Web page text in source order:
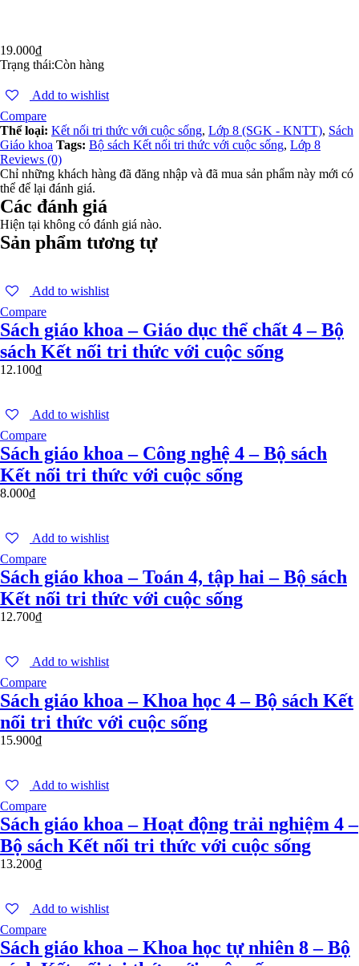
19.000₫
Trạng thái:Còn hàng
Add to wishlist
Compare
Thể loại: Kết nối tri thức với cuộc sống, Lớp 8 (SGK - KNTT), Sách
Giáo khoa Tags: Bộ sách Kết nối tri thức với cuộc sống, Lớp 8
Reviews (0)
Chỉ những khách hàng đã đăng nhập và đã mua sản phẩm này mới có
thể để lại đánh giá.
Các đánh giá
Hiện tại không có đánh giá nào.
Sản phẩm tương tự
Add to wishlist
Compare
Sách giáo khoa – Giáo dục thể chất 4 – Bộ
sách Kết nối tri thức với cuộc sống
12.100₫
Add to wishlist
Compare
Sách giáo khoa – Công nghệ 4 – Bộ sách
Kết nối tri thức với cuộc sống
8.000₫
Add to wishlist
Compare
Sách giáo khoa – Toán 4, tập hai – Bộ sách
Kết nối tri thức với cuộc sống
12.700₫
Add to wishlist
Compare
Sách giáo khoa – Khoa học 4 – Bộ sách Kết
nối tri thức với cuộc sống
15.900₫
Add to wishlist
Compare
Sách giáo khoa – Hoạt động trải nghiệm 4 –
Bộ sách Kết nối tri thức với cuộc sống
13.200₫
Add to wishlist
Compare
Sách giáo khoa – Khoa học tự nhiên 8 – Bộ